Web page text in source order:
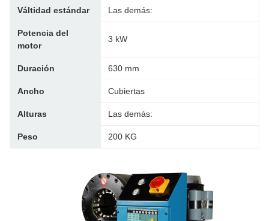
Válti­dad estándar Las demás:
Potencia del
motor
3 kW
Duración 630 mm
Ancho Cubiertas
Alturas Las demás:
Peso 200 KG